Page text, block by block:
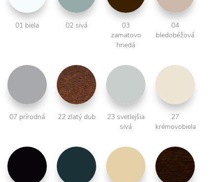
01 biela 02 sivá
03
zamatovo
hnedá
04
bledobéžová
07 prírodná 22 zlatý dub
23 svetlejšia
sivá
27
krémovobiela